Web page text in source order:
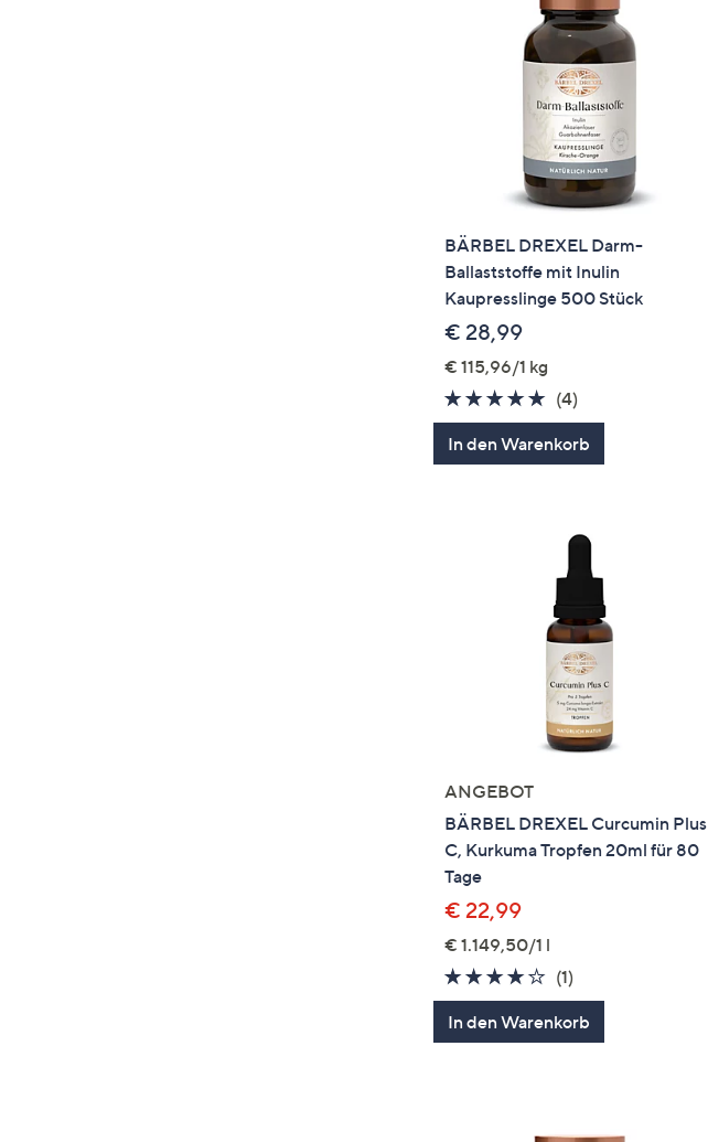
BÄRBEL DREXEL Darm-
Ballaststoffe mit Inulin
Kaupresslinge 500 Stück
€ 28,99
€ 115,96/1 kg
5.0
von
5
(4)4
Bewertungen
In den Warenkorb
ANGEBOT
BÄRBEL DREXEL Curcumin Plus
C, Kurkuma Tropfen 20ml für 80
Tage
€ 22,99
€ 1.149,50/1 l
4.0
von
5
(1)1
Bewertungen
In den Warenkorb